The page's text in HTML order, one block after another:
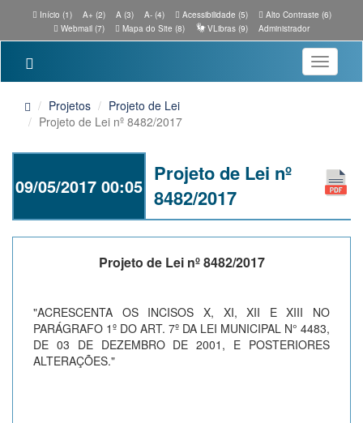
Início (1) A+ (2) A (3) A- (4) Acessibilidade (5)
Alto Contraste (6)
Webmail (7)
Mapa do Site (8) VLibras (9) Administrador
Toggle
Projetos
Projeto de Lei
Projeto de Lei nº 8482/2017
09/05/2017 00:05
Projeto de Lei nº
8482/2017
Projeto de Lei nº 8482/2017
"ACRESCENTA OS INCISOS X, XI, XII E XIII NO
PARÁGRAFO 1º DO ART. 7º DA LEI MUNICIPAL N° 4483,
DE 03 DE DEZEMBRO DE 2001, E POSTERIORES
ALTERAÇÕES."